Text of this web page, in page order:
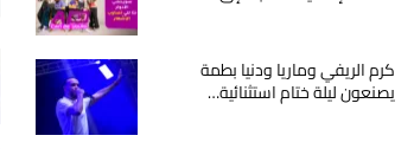
كرم الريفي وماريا ودنيا بطمة
يصنعون ليلة ختام استثنائية…